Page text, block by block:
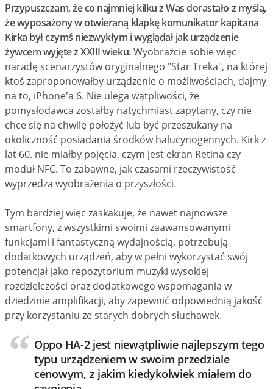
Przypuszczam, że co najmniej kilku z Was dorastało z myślą,
że wyposażony w otwieraną klapkę komunikator kapitana
Kirka był czymś niezwykłym i wyglądał jak urządzenie
żywcem wyjęte z XXIII wieku.Wyobraźcie sobie więc
naradę scenarzystów oryginalnego "Star Treka", na której
ktoś zaproponowałby urządzenie o możliwościach, dajmy
na to, iPhone'a 6. Nie ulega wątpliwości, że
pomysłodawca zostałby natychmiast zapytany, czy nie
chce się na chwilę położyć lub być przeszukany na
okoliczność posiadania środków halucynogennych. Kirk z
lat 60. nie miałby pojęcia, czym jest ekran Retina czy
moduł NFC. To zabawne, jak czasami rzeczywistość
wyprzedza wyobrażenia o przyszłości.
Tym bardziej więc zaskakuje, że nawet najnowsze
smartfony, z wszystkimi swoimi zaawansowanymi
funkcjami i fantastyczną wydajnością, potrzebują
dodatkowych urządzeń, aby w pełni wykorzystać swój
potencjał jako repozytorium muzyki wysokiej
rozdzielczości oraz dodatkowego wspomagania w
dziedzinie amplifikacji, aby zapewnić odpowiednią jakość
przy korzystaniu ze starych dobrych słuchawek.
Oppo HA-2 jest niewątpliwie najlepszym tego
typu urządzeniem w swoim przedziale
cenowym, z jakim kiedykolwiek miałem do